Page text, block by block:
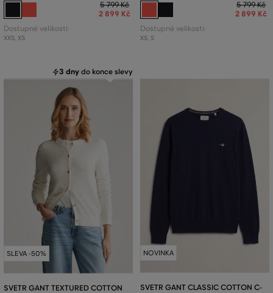
5 799 Kč
2 899 Kč
Dostupné velikosti:
XXS, XS
5 799 Kč
2 899 Kč
Dostupné velikosti:
XS, S
3 dny do konce slevy
SLEVA -50%
SVETR GANT TEXTURED COTTON
NOVINKA
SVETR GANT CLASSIC COTTON C-